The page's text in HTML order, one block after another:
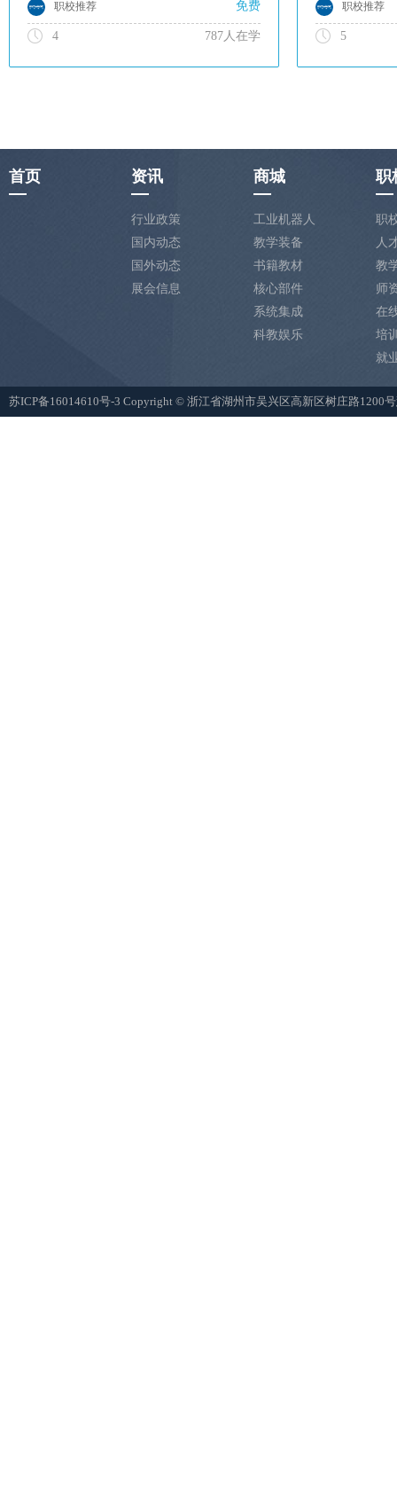
职校推荐 免费
4 787人在学
职校推荐
5
首页 资讯
行业政策
国内动态
国外动态
展会信息
商城
工业机器人
教学装备
书籍教材
核心部件
系统集成
科教娱乐
职
职
人
教
师
在
培
就
苏ICP备16014610号-3 Copyright © 浙江省湖州市吴兴区高新区树庄路